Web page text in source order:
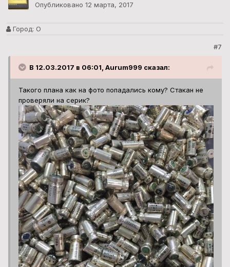
Опубликовано 12 марта, 2017
Город: О
#7
В 12.03.2017 в 06:01, Aurum999 сказал:
Такого плана как на фото попадались кому? Стакан не
проверяли на серик?